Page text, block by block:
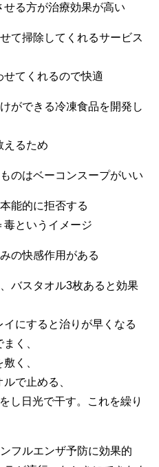
る方が治療効果が高い
て掃除してくれるサービス
てくれるので快適
ができる冷凍食品を開発し
えるため
のはベーコンスープがいい
能的に拒否する
というイメージ
の快感作用がある
バスタオル3枚あると効果
にすると治りが早くなる
く、
く、
で止める、
し日光で干す。これを繰り
フルエンザ予防に効果的